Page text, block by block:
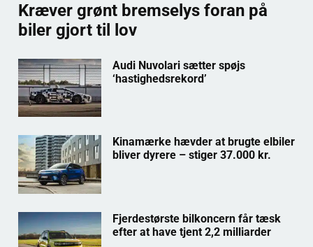
Kræver grønt bremselys foran på
biler gjort til lov
Audi Nuvolari sætter spøjs
‘hastighedsrekord’
Kinamærke hævder at brugte elbiler
bliver dyrere – stiger 37.000 kr.
Fjerdestørste bilkoncern får tæsk
efter at have tjent 2,2 milliarder